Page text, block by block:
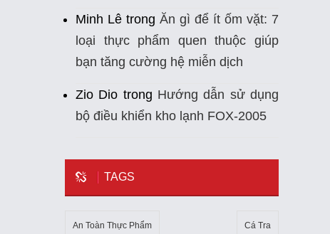
Minh Lê trong Ăn gì để ít ốm vặt: 7
loại thực phẩm quen thuộc giúp
bạn tăng cường hệ miễn dịch
Zio Dio trong Hướng dẫn sử dụng
bộ điều khiển kho lạnh FOX-2005
TAGS
An Toàn Thực Phẩm Cá Tra